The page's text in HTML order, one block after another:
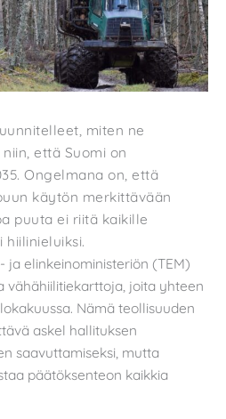
miten ne
että Suomi on
Ongelmana on, että
käytön merkittävään
puuta ei riitä kaikille
ja elinkeinoministeriön (TEM)
vähähiilitiekarttoja, joita yhteen
Nämä teollisuuden
askel hallituksen
saavuttamiseksi, mutta
päätöksenteon kaikkia